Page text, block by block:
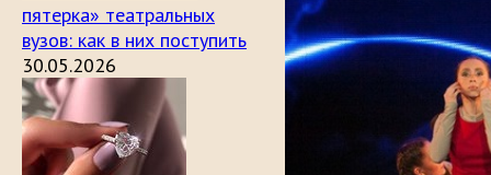
пятерка» театральных
вузов: как в них поступить
30.05.2026